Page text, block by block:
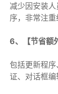
减少因安装
序，非常注重
6、【节省额
包括更新程
证、对话框编